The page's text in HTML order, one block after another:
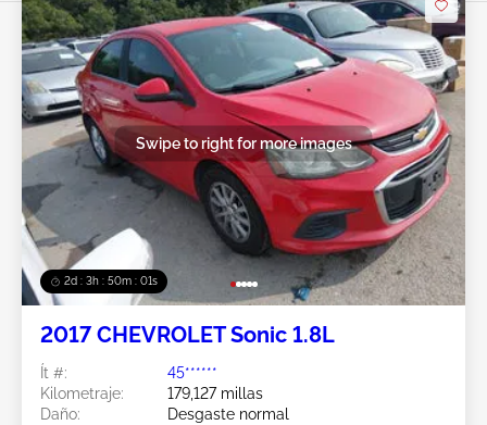
2d : 3h : 49m : 59s
Swipe to right for more images
2017 CHEVROLET Sonic 1.8L
Ít #:
45******
Kilometraje:
179,127 millas
Daño:
Desgaste normal